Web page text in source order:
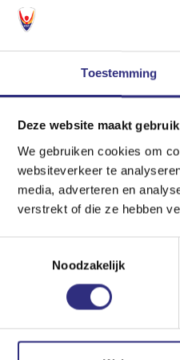
Toestemming
Deze website maakt
We gebruiken cookies om
websiteverkeer te
media, adverteren en
verstrekt of die ze hebben
Noodzakelijk
1 t/m 4 juni hoe dan
dagen van 5 t/m 8 juni
de overgangsperiode
de reguliere
de incasso weer zoals
incasso-abonnement
gebruik kon maken
Jouw incasso-
Dan wordt je
Jouw incasso-
wordt je
af op 26 juni 2021.